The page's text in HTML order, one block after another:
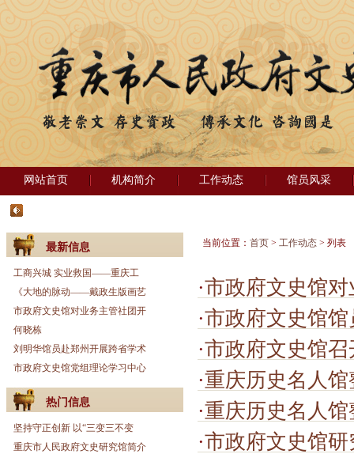
网站首页 机构简介 工作动态 馆员风采
最新信息
工商兴城 实业救国——重庆工
《大地的脉动——戴政生版画艺
市政府文史馆对业务主管社团开
何晓栋
刘明华馆员赴郑州开展跨省学术
市政府文史馆党组理论学习中心
热门信息
坚持守正创新 以“三变三不变
重庆市人民政府文史研究馆简介
当前位置： 首页 > 工作动态 > 列表
·市政府文史馆
·市政府文史馆馆员
·市政府文史馆
·重庆历史名人
·重庆历史名人
·市政府文史馆研究成果